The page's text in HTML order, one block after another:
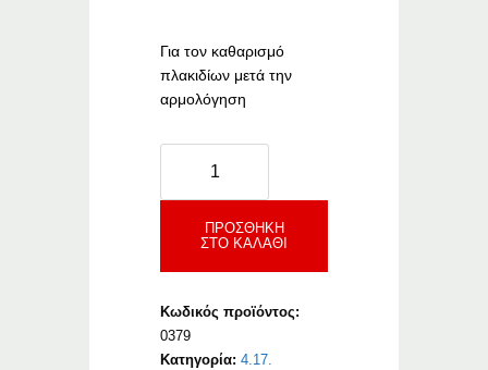
Για τον καθαρισμό
πλακιδίων μετά την
αρμολόγηση
Πορώδες
Σφουγγάρι
Καθαρισμού
Πλακιδίων
ποσότητα
ΠΡΟΣΘΉΚΗ
ΣΤΟ ΚΑΛΆΘΙ
Κωδικός προϊόντος:
0379
Κατηγορία:4.17.